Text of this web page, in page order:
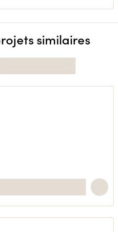
similaires